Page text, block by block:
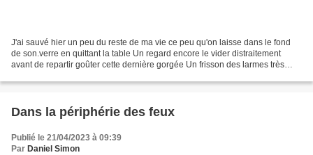
J'ai sauvé hier un peu du reste de ma vie ce peu qu'on laisse dans le fond
de son.verre en quittant la table Un regard encore le vider distraitement
avant de repartir goûter cette dernière gorgée Un frisson des larmes très
Dans la périphérie des feux
Publié le 21/04/2023 à 09:39
Par Daniel Simon